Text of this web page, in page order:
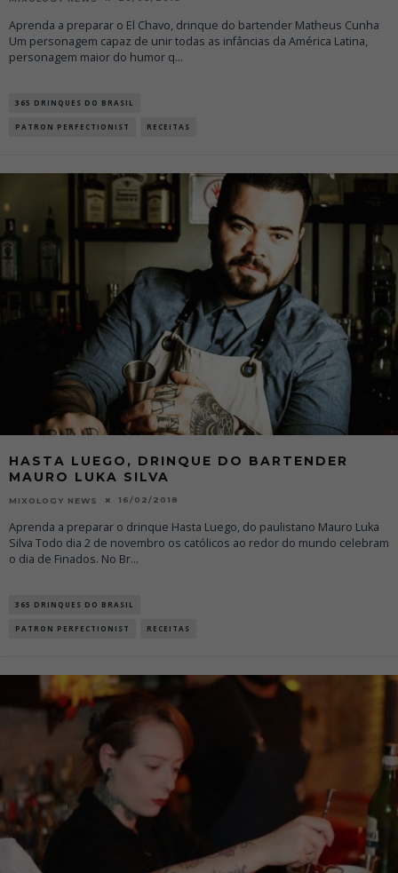
Aprenda a preparar o El Chavo, drinque do bartender Matheus Cunha
Um personagem capaz de unir todas as infâncias da América Latina,
personagem maior do humor q...
365 DRINQUES DO BRASIL
PATRON PERFECTIONIST RECEITAS
HASTA LUEGO, DRINQUE DO BARTENDER
MAURO LUKA SILVA
MIXOLOGY NEWS 16/02/2018
Aprenda a preparar o drinque Hasta Luego, do paulistano Mauro Luka
Silva Todo dia 2 de novembro os católicos ao redor do mundo celebram
o dia de Finados. No Br...
365 DRINQUES DO BRASIL
PATRON PERFECTIONIST RECEITAS